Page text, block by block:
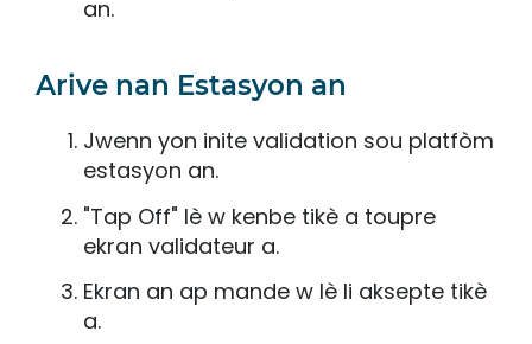
an.
Arive nan Estasyon an
Jwenn yon inite validation sou platfòm
estasyon an.
"Tap Off" lè w kenbe tikè a toupre
ekran validateur a.
Ekran an ap mande w lè li aksepte tikè
a.